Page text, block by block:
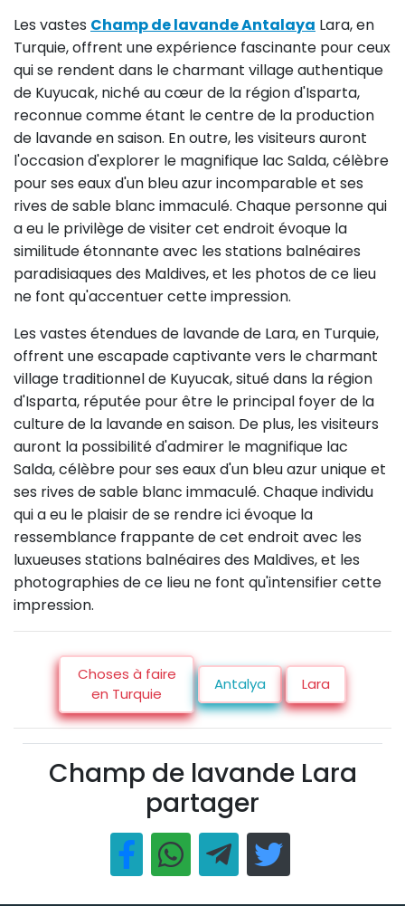
Les vastes Champ de lavande Antalaya Lara, en
Turquie, offrent une expérience fascinante pour ceux
qui se rendent dans le charmant village authentique
de Kuyucak, niché au cœur de la région d'Isparta,
reconnue comme étant le centre de la production
de lavande en saison. En outre, les visiteurs auront
l'occasion d'explorer le magnifique lac Salda, célèbre
pour ses eaux d'un bleu azur incomparable et ses
rives de sable blanc immaculé. Chaque personne qui
a eu le privilège de visiter cet endroit évoque la
similitude étonnante avec les stations balnéaires
paradisiaques des Maldives, et les photos de ce lieu
ne font qu'accentuer cette impression.
Les vastes étendues de lavande de Lara, en Turquie,
offrent une escapade captivante vers le charmant
village traditionnel de Kuyucak, situé dans la région
d'Isparta, réputée pour être le principal foyer de la
culture de la lavande en saison. De plus, les visiteurs
auront la possibilité d'admirer le magnifique lac
Salda, célèbre pour ses eaux d'un bleu azur unique et
ses rives de sable blanc immaculé. Chaque individu
qui a eu le plaisir de se rendre ici évoque la
ressemblance frappante de cet endroit avec les
luxueuses stations balnéaires des Maldives, et les
photographies de ce lieu ne font qu'intensifier cette
impression.
Choses à faire
en Turquie
Antalya Lara
Champ de lavande Lara
partager